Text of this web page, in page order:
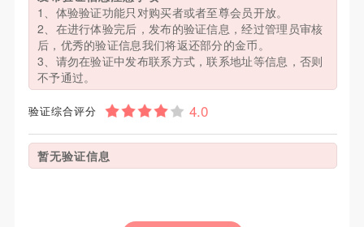
1、体验验证功能只对购买者或者至尊会员开放。
2、在进行体验完后，发布的验证信息，经过管理员审核
后，优秀的验证信息我们将返还部分的金币。
3、请勿在验证中发布联系方式，联系地址等信息，否则
不予通过。
验证综合评分
暂无验证信息